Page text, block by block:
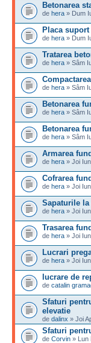
Betonarea
de hera » Dum
Placa
de hera » Dum
Tratarea
de hera » Sâm
de hera » Sâm
Betonarea
de hera » Sâm
Betonarea
de hera » Sâm
Armarea
de hera » Joi
Cofrarea
de hera » Joi
Sapaturile
de hera » Joi
Trasarea
de hera » Joi
Lucrari
de hera » Joi
lucrare de
de catalin
Sfaturi
elevatie
de dalinx » Joi
Sfaturi
de Corvin » Lun